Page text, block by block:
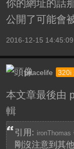
你的網址的話
公開了可能會
2016-12-15 14:45:09
peacelife 320i
本文章最後由
輯
引用: ironThomas
剛沒注意到其